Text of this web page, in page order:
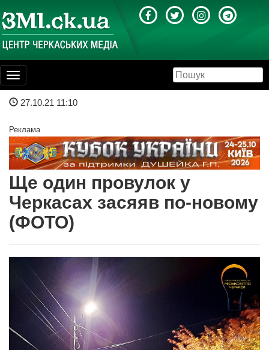
Toggle
navigation
27.10.21 11:10
Реклама
Ще один провулок у
Черкасах засяяв по-новому
(ФОТО)